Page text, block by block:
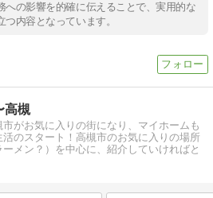
への影響を的確に伝えることで、実用的な
内容となっています。
高槻
がお気に入りの街になり、マイホームも
活のスタート！高槻市のお気に入りの場所
メン？）を中心に、紹介していければと